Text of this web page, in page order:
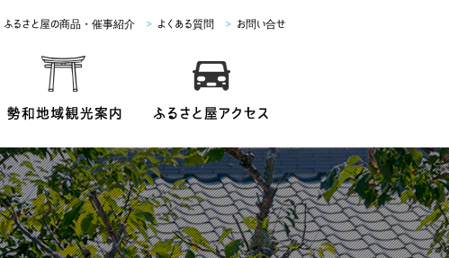
ふるさと屋の商品・催事紹介 > よくある質問 > お問い合せ